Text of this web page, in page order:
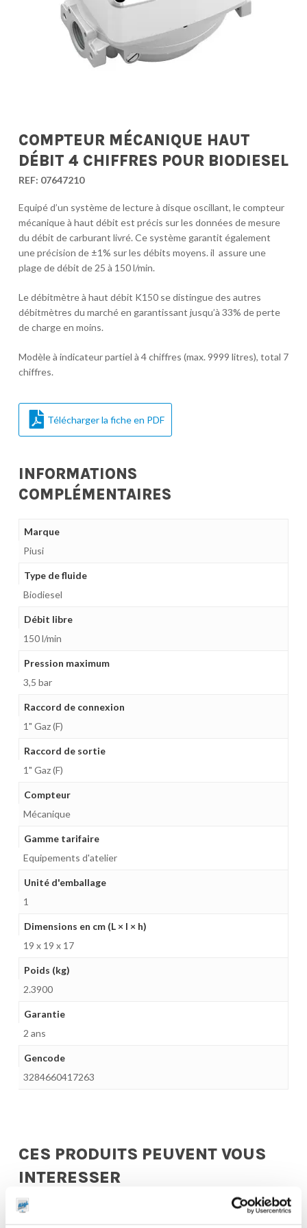
COMPTEUR MÉCANIQUE HAUT
DÉBIT 4 CHIFFRES POUR BIODIESEL
REF: 07647210
Equipé d’un système de lecture à disque oscillant, le compteur
mécanique à haut débit est précis sur les données de mesure
du débit de carburant livré. Ce système garantit également
une précision de ±1% sur les débits moyens. il assure une
plage de débit de 25 à 150 l/min.
Le débitmètre à haut débit K150 se distingue des autres
débitmètres du marché en garantissant jusqu’à 33% de perte
de charge en moins.
Modèle à indicateur partiel à 4 chiffres (max. 9999 litres), total 7
chiffres.
Télécharger la fiche en PDF
INFORMATIONS
COMPLÉMENTAIRES
Marque
Piusi
Type de fluide
Biodiesel
Débit libre
150 l/min
Pression maximum
3,5 bar
Raccord de connexion
1" Gaz (F)
Raccord de sortie
1" Gaz (F)
Compteur
Mécanique
Gamme tarifaire
Equipements d'atelier
Unité d'emballage
1
Dimensions en cm (L × l × h)
19 x 19 x 17
Poids (kg)
2.3900
Garantie
2 ans
Gencode
3284660417263
CES PRODUITS PEUVENT VOUS
INTERESSER